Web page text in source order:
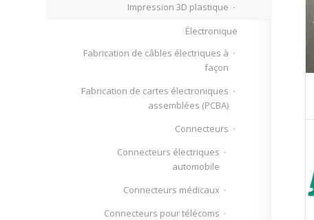
Impression 3D plastique
Électronique
Fabrication de câbles électriques à
façon
Fabrication de cartes électroniques
assemblées (PCBA)
Connecteurs
Connecteurs électriques
automobile
Connecteurs médicaux
Connecteurs pour télécoms